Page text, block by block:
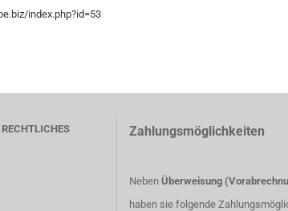
index.php?id=53
Zahlungsmöglichkeiten
NebenÜberweisung
haben sie folgende